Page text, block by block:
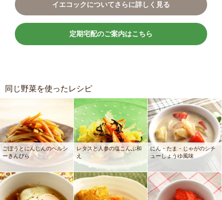
イエコックについてさらに詳しく見る
定期宅配のご案内はこちら
同じ野菜を使ったレシピ
ごぼうとにんじんのヘルシ
ーきんぴら
レタスと人参の塩こんぶ和
え
にん・たま・じゃがのシチ
ューしょうゆ風味